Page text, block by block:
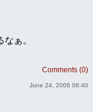
ぁ。
Comments (0)
June 24, 2006 08:40